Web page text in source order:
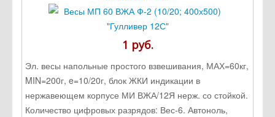
1 руб.
Эл. весы напольные простого взвешивания, МАХ=60кг,
MIN=200г, e=10/20г, блок ЖКИ индикации в
нержавеющем корпусе МИ ВЖА/12Я нерж. со стойкой.
Количество цифровых разрядов: Вес-6. Автоноль,